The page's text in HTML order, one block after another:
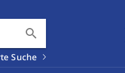
search
Suche